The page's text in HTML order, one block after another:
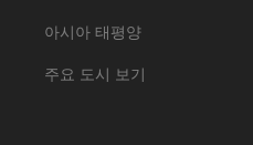
아시아 태평양
주요 도시 보기